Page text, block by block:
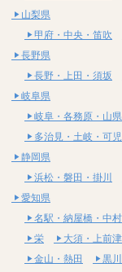
山梨県
甲府・中央・笛吹
長野県
長野・上田・須坂
岐阜県
岐阜・各務原・山県
多治見・土岐・可児
静岡県
浜松・磐田・掛川
愛知県
名駅・納屋橋・中村
栄
大須・上前
金山・熱田
黒